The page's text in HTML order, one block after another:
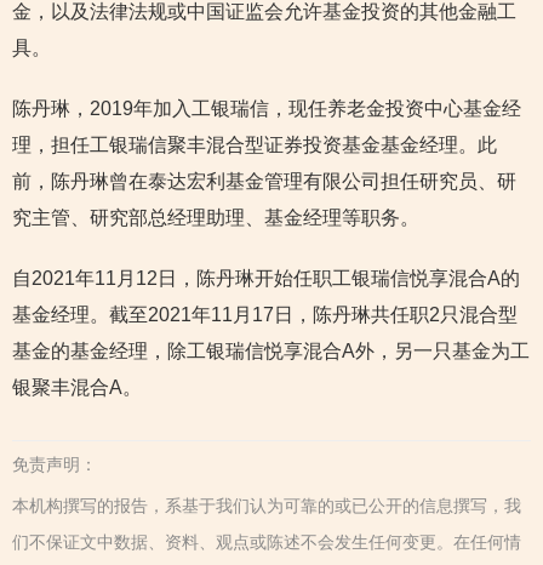
金，以及法律法规或中国证监会允许基金投资的其他金融工
具。
陈丹琳，2019年加入工银瑞信，现任养老金投资中心基金经
理，担任工银瑞信聚丰混合型证券投资基金基金经理。此
前，陈丹琳曾在泰达宏利基金管理有限公司担任研究员、研
究主管、研究部总经理助理、基金经理等职务。
自2021年11月12日，陈丹琳开始任职工银瑞信悦享混合A的
基金经理。截至2021年11月17日，陈丹琳共任职2只混合型
基金的基金经理，除工银瑞信悦享混合A外，另一只基金为工
银聚丰混合A。
免责声明：
本机构撰写的报告，系基于我们认为可靠的或已公开的信息撰写，我
们不保证文中数据、资料、观点或陈述不会发生任何变更。在任何情